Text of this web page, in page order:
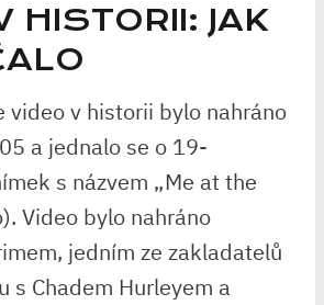
HISTORII: JAK
video v historii bylo nahráno
a jednalo se o 19-
s názvem „Me at the
Video bylo nahráno
jedním ze zakladatelů
s Chadem Hurleyem a